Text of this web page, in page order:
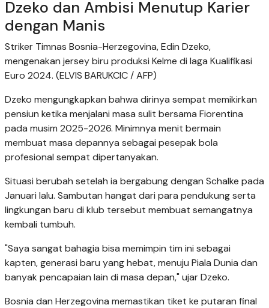
Dzeko dan Ambisi Menutup Karier
dengan Manis
Striker Timnas Bosnia-Herzegovina, Edin Dzeko,
mengenakan jersey biru produksi Kelme di laga Kualifikasi
Euro 2024. (ELVIS BARUKCIC / AFP)
Dzeko mengungkapkan bahwa dirinya sempat memikirkan
pensiun ketika menjalani masa sulit bersama Fiorentina
pada musim 2025-2026. Minimnya menit bermain
membuat masa depannya sebagai pesepak bola
profesional sempat dipertanyakan.
Situasi berubah setelah ia bergabung dengan Schalke pada
Januari lalu. Sambutan hangat dari para pendukung serta
lingkungan baru di klub tersebut membuat semangatnya
kembali tumbuh.
"Saya sangat bahagia bisa memimpin tim ini sebagai
kapten, generasi baru yang hebat, menuju Piala Dunia dan
banyak pencapaian lain di masa depan," ujar Dzeko.
Bosnia dan Herzegovina memastikan tiket ke putaran final